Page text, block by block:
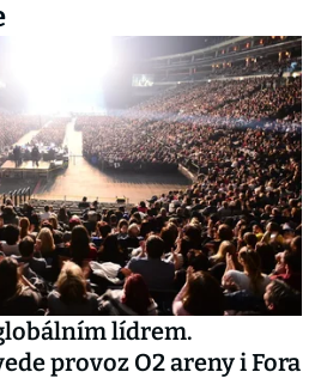
lídrem.
provoz O2 areny i Fora